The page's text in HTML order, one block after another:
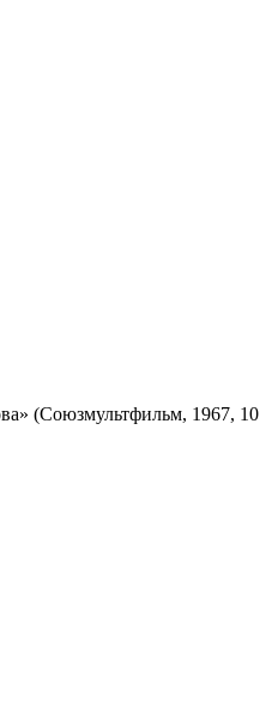
(Союзмультфильм, 1967, 10